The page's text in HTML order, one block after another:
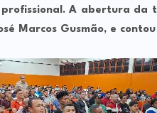
A abertura da
Marcos Gusmão, e